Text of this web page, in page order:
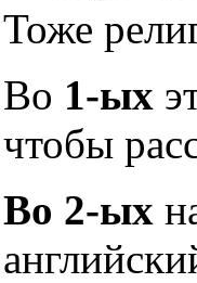
Тоже
Во 1-ых
чтобы
Во 2-ых